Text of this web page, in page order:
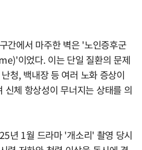
간에서 마주한 벽은 '노인증후군
이었다. 이는 단일 질환의 문제
청, 백내장 등 여러 노화 증상이
신체 항상성이 무너지는 상태를 의
년 1월 드라마 '개소리' 촬영 당시